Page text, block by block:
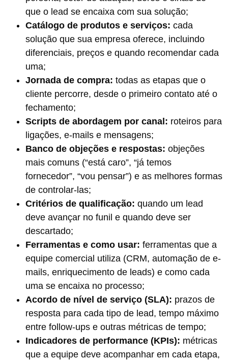
que o lead se encaixa com sua solução;
Catálogo de produtos e serviços: cada
solução que sua empresa oferece, incluindo
diferenciais, preços e quando recomendar cada
uma;
Jornada de compra: todas as etapas que o
cliente percorre, desde o primeiro contato até o
fechamento;
Scripts de abordagem por canal: roteiros para
ligações, e-mails e mensagens;
Banco de objeções e respostas: objeções
mais comuns (“está caro”, “já temos
fornecedor”, “vou pensar”) e as melhores formas
de controlar-las;
Critérios de qualificação: quando um lead
deve avançar no funil e quando deve ser
descartado;
Ferramentas e como usar: ferramentas que a
equipe comercial utiliza (CRM, automação de e-
mails, enriquecimento de leads) e como cada
uma se encaixa no processo;
Acordo de nível de serviço (SLA): prazos de
resposta para cada tipo de lead, tempo máximo
entre follow-ups e outras métricas de tempo;
Indicadores de performance (KPIs): métricas
que a equipe deve acompanhar em cada etapa,